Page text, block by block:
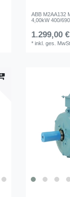
ABB M2AA132
4,00kW 400/
1.299,00
*inkl. ges. MwSt.